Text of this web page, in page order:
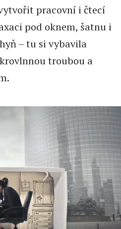
pracovní i čtecí
pod oknem, šatnu i
– tu si vybavila
troubou a